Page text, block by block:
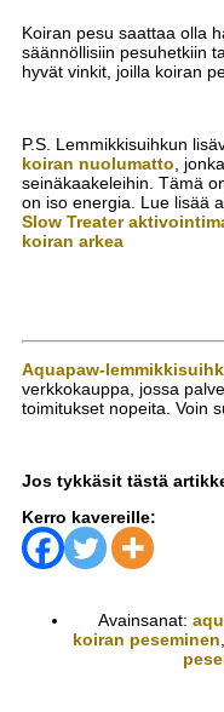
Koiran pesu saattaa olla
säännöllisiin pesuhetkiin
hyvät vinkit, joilla koiran
P.S. Lemmikkisuihkun
koiran nuolumatto ,
seinäkaakeleihin. Tämä
on iso energia. Lue lisää
Slow Treater
koiran arkea
Aquapaw-
verkkokauppa, jossa
toimitukset nopeita. Voin
Jos tykkäsit tästä
Kerro kavereille:
Avainsanat:
koiran peseminen